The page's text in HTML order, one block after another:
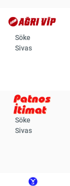
Söke
Sivas
Söke
Sivas